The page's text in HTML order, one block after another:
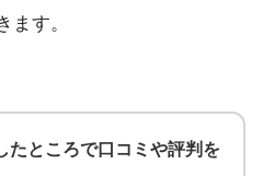
ます。
たところで口コミや評判を